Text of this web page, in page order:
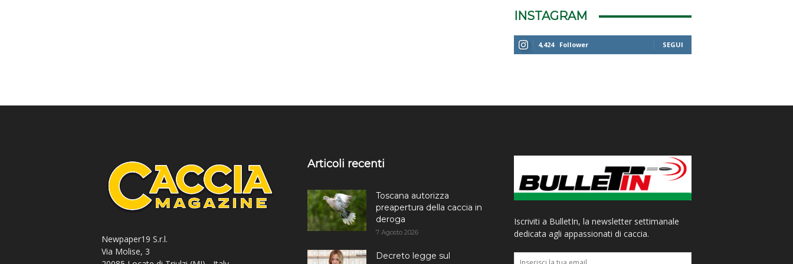
INSTAGRAM
4,424 Follower SEGUI
Newpaper19 S.r.l.
Via Molise, 3
Articoli recenti
Toscana autorizza
preapertura della caccia in
deroga
7 Agosto 2026
Decreto legge sul
Iscriviti a BulletIn, la newsletter settimanale
dedicata agli appassionati di caccia.